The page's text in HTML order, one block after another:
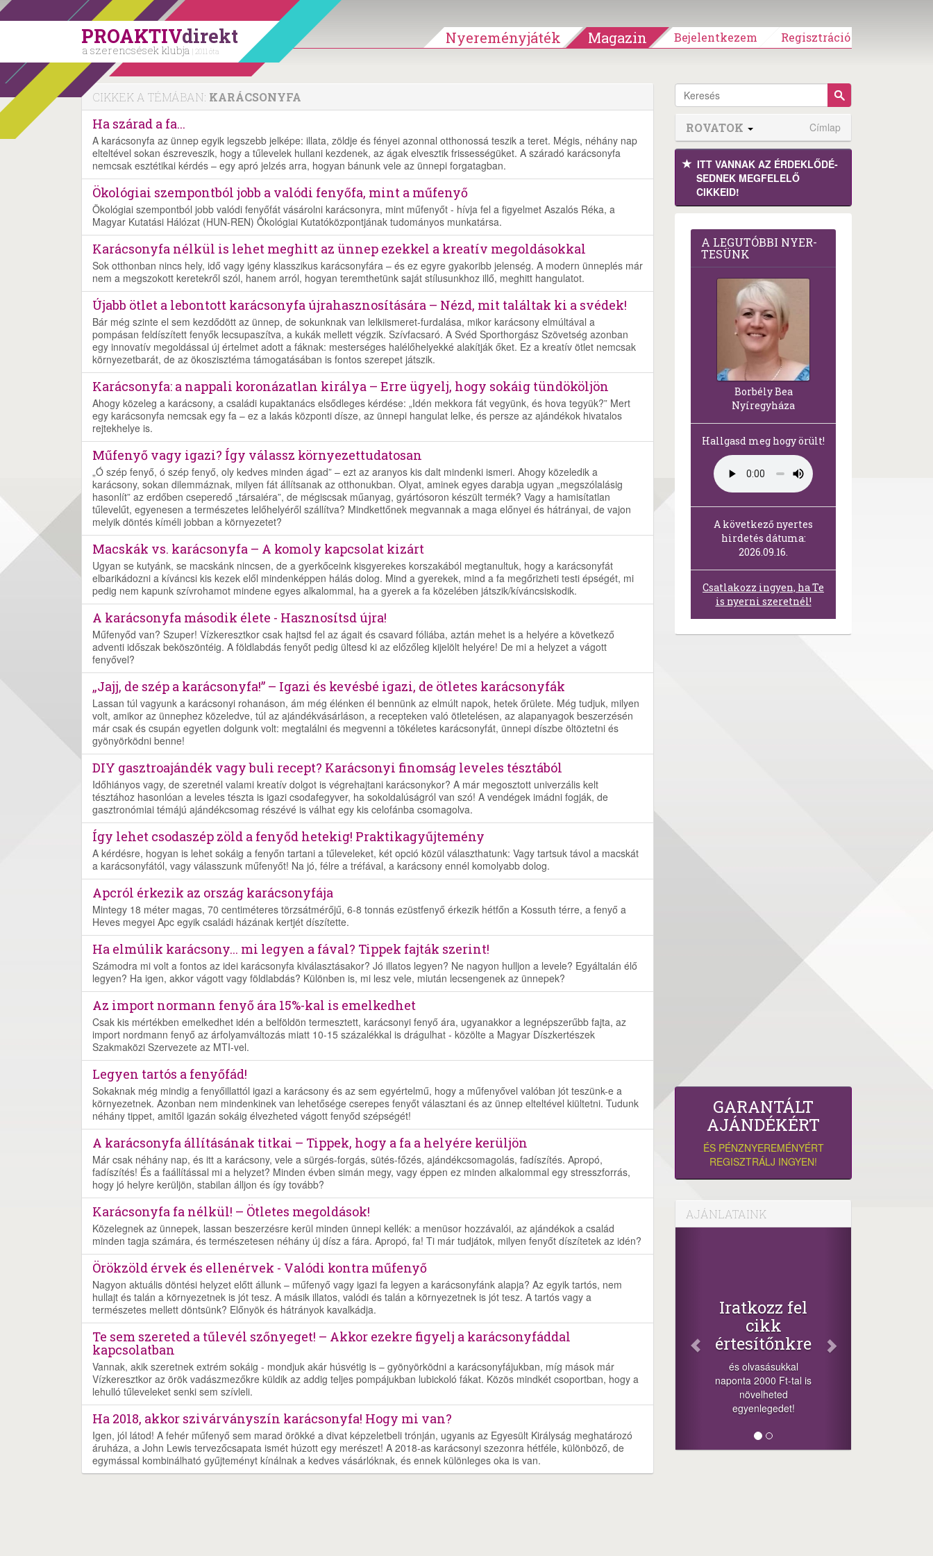
PROAKTIVdirekt
a szerencsések klubja | 2011 óta
Nyereményjáték Magazin Bejelentkezem Regisztráció
CIKKEK A TÉMÁBAN: KARÁCSONYFA
Ha szárad a fa...
A karácsonyfa az ünnep egyik legszebb jelképe: illata, zöldje és fényei azonnal otthonossá teszik a teret. Mégis, néhány nap
elteltével sokan észreveszik, hogy a tűlevelek hullani kezdenek, az ágak elvesztik frissességüket. A száradó karácsonyfa
nemcsak esztétikai kérdés – egy apró jelzés arra, hogyan bánunk vele az ünnepi forgatagban.
Ökológiai szempontból jobb a valódi fenyőfa, mint a műfenyő
Ökológiai szempontból jobb valódi fenyőfát vásárolni karácsonyra, mint műfenyőt - hívja fel a figyelmet Aszalós Réka, a
Magyar Kutatási Hálózat (HUN-REN) Ökológiai Kutatóközpontjának tudományos munkatársa.
Karácsonyfa nélkül is lehet meghitt az ünnep ezekkel a kreatív megoldásokkal
Sok otthonban nincs hely, idő vagy igény klasszikus karácsonyfára – és ez egyre gyakoribb jelenség. A modern ünneplés már
nem a megszokott keretekről szól, hanem arról, hogyan teremthetünk saját stílusunkhoz illő, meghitt hangulatot.
Újabb ötlet a lebontott karácsonyfa újrahasznosítására – Nézd, mit találtak ki a svédek!
Bár még szinte el sem kezdődött az ünnep, de sokunknak van lelkiismeret-furdalása, mikor karácsony elmúltával a
pompásan feldíszített fenyők lecsupaszítva, a kukák mellett végzik. Szívfacsaró. A Svéd Sporthorgász Szövetség azonban
egy innovatív megoldással új értelmet adott a fáknak: mesterséges halélőhelyekké alakítják őket. Ez a kreatív ötlet nemcsak
környezetbarát, de az ökoszisztéma támogatásában is fontos szerepet játszik.
Karácsonyfa: a nappali koronázatlan királya – Erre ügyelj, hogy sokáig tündököljön
Ahogy közeleg a karácsony, a családi kupaktanács elsődleges kérdése: „Idén mekkora fát vegyünk, és hova tegyük?” Mert
egy karácsonyfa nemcsak egy fa – ez a lakás központi dísze, az ünnepi hangulat lelke, és persze az ajándékok hivatalos
rejtekhelye is.
Műfenyő vagy igazi? Így válassz környezettudatosan
„Ó szép fenyő, ó szép fenyő, oly kedves minden ágad” – ezt az aranyos kis dalt mindenki ismeri. Ahogy közeledik a
karácsony, sokan dilemmáznak, milyen fát állítsanak az otthonukban. Olyat, aminek egyes darabja ugyan „megszólalásig
hasonlít” az erdőben cseperedő „társaiéra”, de mégiscsak műanyag, gyártósoron készült termék? Vagy a hamisítatlan
tűlevelűt, egyenesen a természetes lelőhelyéről szállítva? Mindkettőnek megvannak a maga előnyei és hátrányai, de vajon
melyik döntés kíméli jobban a környezetet?
Macskák vs. karácsonyfa – A komoly kapcsolat kizárt
Ugyan se kutyánk, se macskánk nincsen, de a gyerkőceink kisgyerekes korszakából megtanultuk, hogy a karácsonyfát
elbarikádozni a kíváncsi kis kezek elől mindenképpen hálás dolog. Mind a gyerekek, mind a fa megőrizheti testi épségét, mi
pedig nem kapunk szívrohamot mindene egyes alkalommal, ha a gyerek a fa közelében játszik/kíváncsiskodik.
A karácsonyfa második élete - Hasznosítsd újra!
Műfenyőd van? Szuper! Vízkeresztkor csak hajtsd fel az ágait és csavard fóliába, aztán mehet is a helyére a következő
adventi időszak beköszöntéig. A földlabdás fenyőt pedig ültesd ki az előzőleg kijelölt helyére! De mi a helyzet a vágott
fenyővel?
„Jajj, de szép a karácsonyfa!” – Igazi és kevésbé igazi, de ötletes karácsonyfák
Lassan túl vagyunk a karácsonyi rohanáson, ám még élénken él bennünk az elmúlt napok, hetek őrülete. Még tudjuk, milyen
volt, amikor az ünnephez közeledve, túl az ajándékvásárláson, a recepteken való ötletelésen, az alapanyagok beszerzésén
már csak és csupán egyetlen dolgunk volt: megtalálni és megvenni a tökéletes karácsonyfát, ünnepi díszbe öltöztetni és
gyönyörködni benne!
DIY gasztroajándék vagy buli recept? Karácsonyi finomság leveles tésztából
Időhiányos vagy, de szeretnél valami kreatív dolgot is végrehajtani karácsonykor? A már megosztott univerzális kelt
tésztához hasonlóan a leveles tészta is igazi csodafegyver, ha sokoldalúságról van szó! A vendégek imádni fogják, de
gasztronómiai témájú ajándékcsomag részévé is válhat egy kis celofánba csomagolva.
Így lehet csodaszép zöld a fenyőd hetekig! Praktikagyűjtemény
A kérdésre, hogyan is lehet sokáig a fenyőn tartani a tűleveleket, két opció közül választhatunk: Vagy tartsuk távol a macskát
a karácsonyfától, vagy válasszunk műfenyőt! Na jó, félre a tréfával, a karácsony ennél komolyabb dolog.
Apcról érkezik az ország karácsonyfája
Mintegy 18 méter magas, 70 centiméteres törzsátmérőjű, 6-8 tonnás ezüstfenyő érkezik hétfőn a Kossuth térre, a fenyő a
Heves megyei Apc egyik családi házának kertjét díszítette.
Ha elmúlik karácsony... mi legyen a fával? Tippek fajták szerint!
Számodra mi volt a fontos az idei karácsonyfa kiválasztásakor? Jó illatos legyen? Ne nagyon hulljon a levele? Egyáltalán élő
legyen? Ha igen, akkor vágott vagy földlabdás? Különben is, mi lesz vele, miután lecsengenek az ünnepek?
Az import normann fenyő ára 15%-kal is emelkedhet
Csak kis mértékben emelkedhet idén a belföldön termesztett, karácsonyi fenyő ára, ugyanakkor a legnépszerűbb fajta, az
import nordmann fenyő az árfolyamváltozás miatt 10-15 százalékkal is drágulhat - közölte a Magyar Díszkertészek
Szakmaközi Szervezete az MTI-vel.
Legyen tartós a fenyőfád!
Sokaknak még mindig a fenyőillattól igazi a karácsony és az sem egyértelmű, hogy a műfenyővel valóban jót teszünk-e a
környezetnek. Azonban nem mindenkinek van lehetősége cserepes fenyőt választani és az ünnep elteltével kiültetni. Tudunk
néhány tippet, amitől igazán sokáig élvezheted vágott fenyőd szépségét!
A karácsonyfa állításának titkai – Tippek, hogy a fa a helyére kerüljön
Már csak néhány nap, és itt a karácsony, vele a sürgés-forgás, sütés-főzés, ajándékcsomagolás, fadíszítés. Apropó,
fadíszítés! És a faállítással mi a helyzet? Minden évben simán megy, vagy éppen ez minden alkalommal egy stresszforrás,
hogy jó helyre kerüljön, stabilan álljon és így tovább?
Karácsonyfa fa nélkül! – Ötletes megoldások!
Közelegnek az ünnepek, lassan beszerzésre kerül minden ünnepi kellék: a menüsor hozzávalói, az ajándékok a család
minden tagja számára, és természetesen néhány új dísz a fára. Apropó, fa! Ti már tudjátok, milyen fenyőt díszítetek az idén?
Örökzöld érvek és ellenérvek - Valódi kontra műfenyő
Nagyon aktuális döntési helyzet előtt állunk – műfenyő vagy igazi fa legyen a karácsonyfánk alapja? Az egyik tartós, nem
hullajt és talán a környezetnek is jót tesz. A másik illatos, valódi és talán a környezetnek is jót tesz. A tartós vagy a
természetes mellett döntsünk? Előnyök és hátrányok kavalkádja.
Te sem szereted a tűlevél szőnyeget! – Akkor ezekre figyelj a karácsonyfáddal
kapcsolatban
Vannak, akik szeretnek extrém sokáig - mondjuk akár húsvétig is – gyönyörködni a karácsonyfájukban, míg mások már
Vízkeresztkor az örök vadászmezőkre küldik az addig teljes pompájukban lubickoló fákat. Közös mindkét csoportban, hogy a
lehulló tűleveleket senki sem szívleli.
Ha 2018, akkor szivárványszín karácsonyfa! Hogy mi van?
Igen, jól látod! A fehér műfenyő sem marad örökké a divat képzeletbeli trónján, ugyanis az Egyesült Királyság meghatározó
áruháza, a John Lewis tervezőcsapata ismét húzott egy merészet! A 2018-as karácsonyi szezonra hétféle, különböző, de
egymással kombinálható gyűjteményt kínálnak a kedves vásárlóknak, és ennek különleges oka is van.
ROVATOK Címlap
ITT VANNAK AZ ÉRDEK­LŐDÉ­
SEDNEK MEGFE­LELŐ
CIKKEID!
A LEG­U­TÓB­BI NYER­
TE­SÜNK
Borbély Bea
Nyíregyháza
Hallgasd meg hogy örült!
A következő nyertes
hirdetés dátuma:
2026.09.16.
Csatlakozz ingyen, ha Te
is nyerni szeretnél!
GARANTÁLT
AJÁNDÉKÉRT
ÉS PÉNZNYEREMÉNYÉRT
REGISZTRÁLJ INGYEN!
AJÁNLATAINK
Iratkozz fel
cikk
értesítőnkre
és olvasásukkal
naponta 2000 Ft-tal is
növelheted
egyenlegedet!